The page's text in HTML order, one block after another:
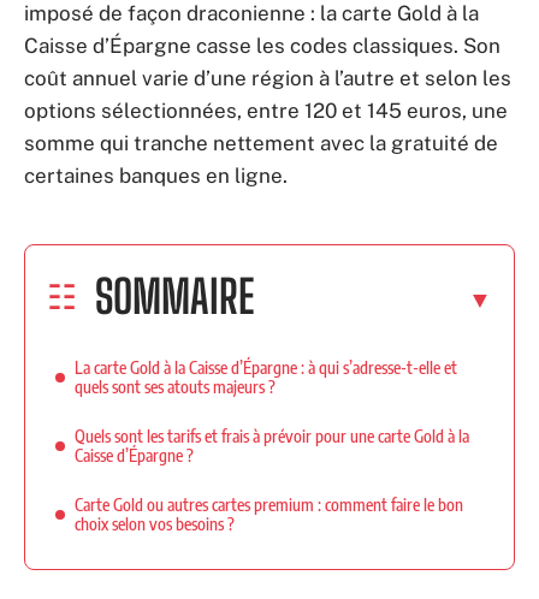
imposé de façon draconienne : la carte Gold à la
Caisse d’Épargne casse les codes classiques. Son
coût annuel varie d’une région à l’autre et selon les
options sélectionnées, entre 120 et 145 euros, une
somme qui tranche nettement avec la gratuité de
certaines banques en ligne.
SOMMAIRE
La carte Gold à la Caisse d’Épargne : à qui s’adresse-t-elle et
quels sont ses atouts majeurs ?
Quels sont les tarifs et frais à prévoir pour une carte Gold à la
Caisse d’Épargne ?
Carte Gold ou autres cartes premium : comment faire le bon
choix selon vos besoins ?